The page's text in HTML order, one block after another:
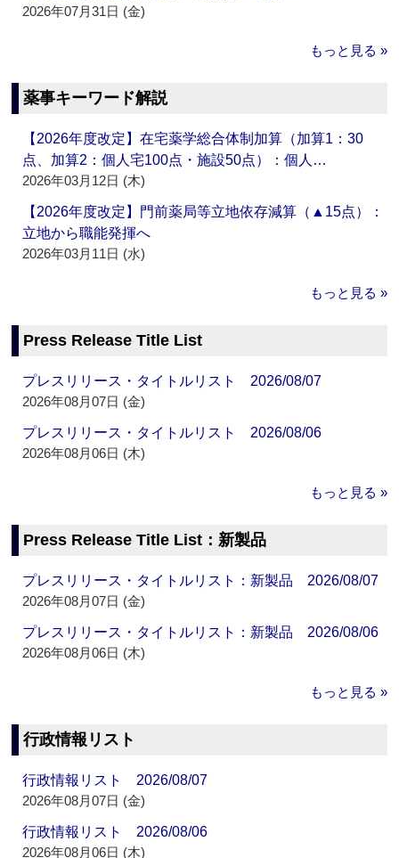
2026年07月31日 (金)
もっと見る »
薬事キーワード解説
【2026年度改定】在宅薬学総合体制加算（加算1：30
点、加算2：個人宅100点・施設50点）：個人…
2026年03月12日 (木)
【2026年度改定】門前薬局等立地依存減算（▲15点）：
立地から職能発揮へ
2026年03月11日 (水)
もっと見る »
Press Release Title List
プレスリリース・タイトルリスト 2026/08/07
2026年08月07日 (金)
プレスリリース・タイトルリスト 2026/08/06
2026年08月06日 (木)
もっと見る »
Press Release Title List：新製品
プレスリリース・タイトルリスト：新製品 2026/08/07
2026年08月07日 (金)
プレスリリース・タイトルリスト：新製品 2026/08/06
2026年08月06日 (木)
もっと見る »
行政情報リスト
行政情報リスト 2026/08/07
2026年08月07日 (金)
行政情報リスト 2026/08/06
2026年08月06日 (木)